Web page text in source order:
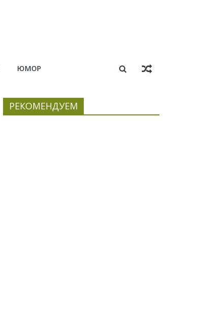
ЮМОР
РЕКОМЕНДУЕМ